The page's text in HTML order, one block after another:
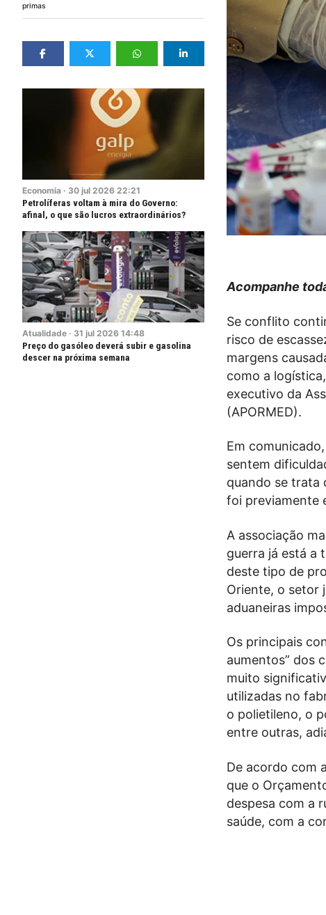
primas
Economia · 30 jul 2026 22:21
Petrolíferas voltam à mira do Governo:
afinal, o que são lucros extraordinários?
Atualidade · 31 jul 2026 14:48
Preço do gasóleo deverá subir e gasolina
descer na próxima semana
Acompanhe
Se conflito
risco de
margens
como a
executivo da
(APORMED).
Em
sentem
quando se trata
foi previamente
A associação
guerra já está a
deste tipo de
Oriente, o setor
aduaneiras
Os principais
aumentos” dos
muito
utilizadas no
o polietileno, o
entre outras,
De acordo com
que o
despesa com a
saúde, com a